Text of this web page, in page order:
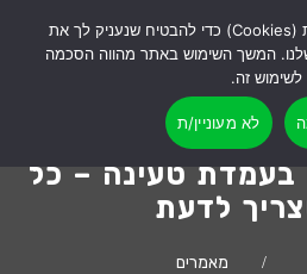
מדריך: פחת B בעמדת טעינה – כל
לדעת
מאמרים
אנו משתמשים בקובצי עוגיות (Cookies) כדי להבטיח שנעניק לך את
המשך השימוש באתר מהווה הסכמה
לשימוש זה.
לא מעוניין/ת